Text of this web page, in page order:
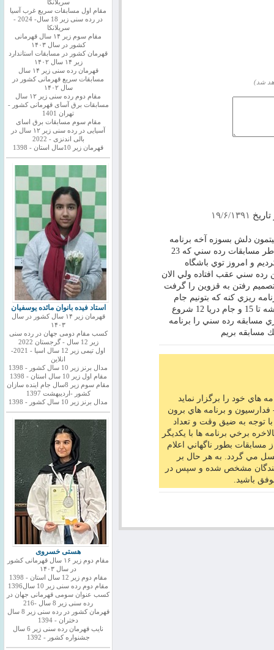
شد)
۱۹/۶/۱۳۹۱
دلش بسوزه آخه برنامه
ريزي بدي شد تعدادي از ما خانواده ها بخاطر مسابقات رده سني كه 23
و امروز توي باشگاه
سني عقب افتاده ولي الان
تصميم رفتن به قزوين را گرفت
ريزي كنه كه بتونيم جام
دريا را بريم چون 8 اكه 7 درو هم باشه ميشه تا 15 و جام دريا 12 شروع
مسابقه رده سني را برنامه
هاي خود را برگزار نمايد
و برنامه هاي برون
توجه به ضيق وقت و تعداد
برخي برنامه ها با يكديگر
بطور ناگهاني اعلام
مي گردد. به هر حال بر
مشخص شده و سپس در
باشيد.
سریلانکا
مقام اول مسابقات سریع غرب آسیا
در رده سنی زیر 18 سال- 2024 -
سریلانکا
مقام سوم زیر ۱۴ سال قهرمانی
کشور در سال ۱۴۰۳
قهرمان کشور در مسابقات استاندارد
زیر ۱۴ سال ۱۴۰۲
قهرمان رده سنی زیر ۱۴ سال
مسابقات سریع قهرمانی کشور در
سال ۱۴۰۲
مقام دوم رده سنی زیر ۱۲ سال
مسابقات برق آسای قهرمانی کشور -
تهران 1401
مقام سوم مسابقات برق اسای
آسیایی در رده سنی زیر ۱۲ سال در
بالی اندنزی - 2022
قهرمان زیر 10سال استان - 1398
استاد فیده بانوان مائده یوسفیان
قهرمان زیر ۱۴ سال کشور در سال
۱۴۰۳
کسب مقام دومی جهان در رده سنی
زیر 12 سال - گرجستان 2022
اول تیمی زیر 12 سال اسیا - 2021-
انلاین
مدال برنز زیر 10 سال کشور - 1398
مقام اول زیر 10 سال استان - 1398
مقام سوم زیر 8سال جام اینده سازان
کشور -اردیبهشت 1397
مدال برنز زیر 10 سال کشور - 1398
هستی خسروی
مقام دوم زیر ۱۶ سال قهرمانی کشور
در سال ۱۴۰۳
مقام دوم زیر 12 سال استان - 1398
مقام دوم رده سنی زیر 10 سال1396
کسب عنوان سومی قهرمانی جهان در
رده سنی زیر 8 سال -216
قهرمان کشور در رده سنی زیر 8 سال
دختران - 1394
نایب قهرمان رده سنی زیر 6 سال
جشنواره کشور - 1392